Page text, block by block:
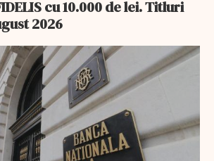
cu 10.000 de lei. Titluri
2026